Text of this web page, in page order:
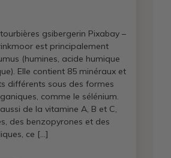
gsibergerin Pixabay –
est principalement
(humines, acide humique
Elle contient 85 minéraux et
différents sous des formes
comme le sélénium.
de la vitamine A, B et C,
des benzopyrones et des
ce […]